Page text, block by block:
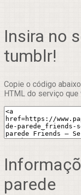
Insira no
tumblr!
Copie o código
HTML do serviço que
parede